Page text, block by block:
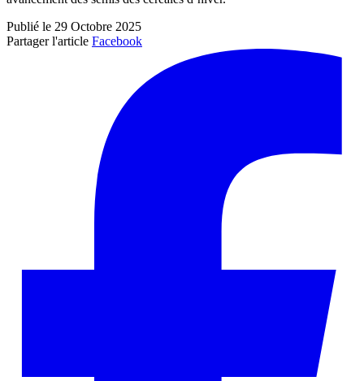
Publié le 29 Octobre 2025
Partager l'article Facebook